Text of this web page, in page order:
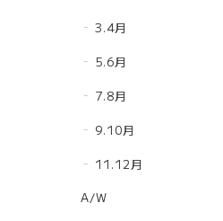
3.4月
5.6月
7.8月
9.10月
11.12月
A/W